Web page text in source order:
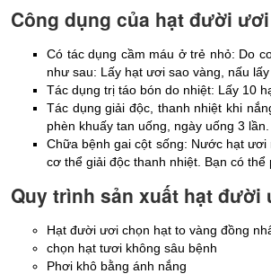
Công dụng của hạt đười ươi
Có tác dụng cầm máu ở trẻ nhỏ: Do
như sau: Lấy hạt ươi sao vàng, nấu
Tác dụng trị táo bón do nhiệt: Lấy 10
Tác dụng giải độc, thanh nhiệt khi
phèn khuấy tan uống, ngày uống 3 lần.
Chữa bệnh gai cột sống: Nước hạt
cơ thể giải độc thanh nhiệt. Bạn có
Quy trình sản xuất hạt đười
Hạt đười ươi chọn hạt to vàng đồng
chọn hạt tươi không sâu bệnh
Phơi khô bằng ánh nắng